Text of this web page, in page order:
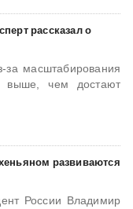
рассказал о
за масштабирования
выше, чем достают
развиваются
России Владимир